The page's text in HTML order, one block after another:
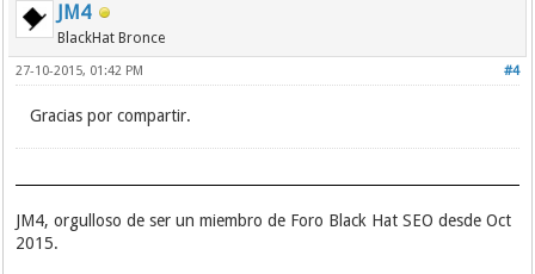
JM4
BlackHat Bronce
#4
27-10-2015, 01:42 PM
Gracias por compartir.
JM4, orgulloso de ser un miembro de Foro Black Hat SEO desde Oct
2015.